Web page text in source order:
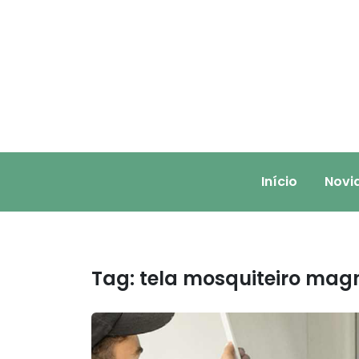
Início
Tag: tela mosquiteiro